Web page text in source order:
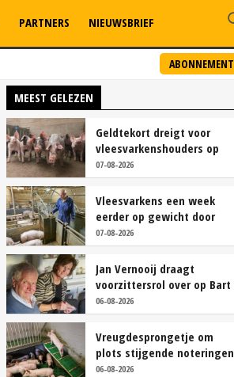
ABONNEMENT
PARTNERS NIEUWSBRIEF
MEEST GELEZEN
Geldtekort dreigt voor
vleesvarkenshouders op
vrije markt
07-08-2026
Vleesvarkens een week
eerder op gewicht door
continu aanbod van
brijvoer
07-08-2026
Jan Vernooij draagt
voorzittersrol over op Bart
Camps
06-08-2026
Vreugdesprongetje om
plots stijgende noteringen
06-08-2026